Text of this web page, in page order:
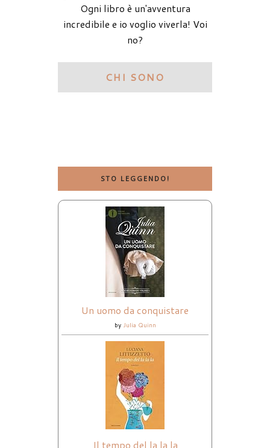
Ogni libro è un'avventura
incredibile e io voglio viverla! Voi
no?
CHI SONO
STO LEGGENDO!
Un uomo da conquistare
by Julia Quinn
Il tempo del la la la